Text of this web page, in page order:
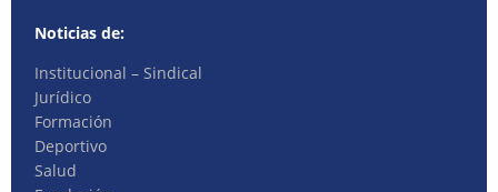
Noticias de:
Institucional – Sindical
Jurídico
Formación
Deportivo
Salud